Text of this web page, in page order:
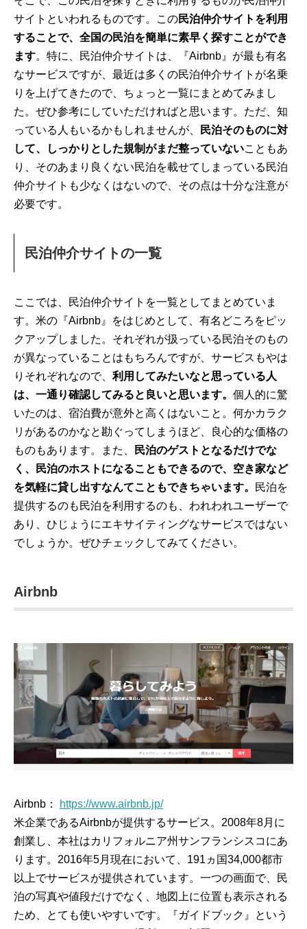
サイトといわれるものです。この民泊仲介サイトを利用
することで、全国の民泊を簡単に素早く探すことができ
ます。特に、民泊仲介サイトは、『Airbnb』が最も有名
なサービスですが、最近は多くの民泊仲介サイトが名乗
りを上げてきたので、ちょっと一覧にまとめてみまし
た。ぜひ参考にしていただければと思います。ただ、知
っている人もいるかもしれませんが、
民泊そのものに対
して、しっかりとした規制がまだ整っていないこともあ
り、そのあまり良くない民泊を載せてしまっている民泊
仲介サイトも少なくはないので、その点は十分な注意が
必要です。
民泊仲介サイトの一覧
ここでは、民泊仲介サイトを一覧としてまとめていま
す。米の『Airbnb』をはじめとして、有名どころをピッ
クアップしました。それぞれが扱っている民泊そのもの
が異なっていることはもちろんですが、サービスもやは
りそれぞれなので、 利用してみたいなと思っている人
は、一通り確認してみると良いと思います。 個人的に驚
いたのは、宿泊費が意外と高くはないこと。何かカラク
リがあるのかなと勘ぐってしまうほど、良心的な価格の
ものもあります。また、
民泊のゲストとなるだけでな
く、民泊のホストになることもできるので、空き家など
を気軽に貸し出すなんてこともできちゃいます。
民泊を
提供するのも民泊を利用するのも、われわれユーザーで
あり、ひじょうにエキサイティングなサービスではない
でしょうか。ぜひチェックしてみてください。
Airbnb
Airbnb：
https://www.airbnb.jp/
米企業であるAirbnbが提供するサービス。2008年8月に
創業し、本社はカリフォルニア州サンフランシスコにあ
ります。2016年5月現在において、191ヵ国34,000都市
以上でサービスが提供されています。一つの画面で、民
泊の写真や値段だけでなく、地図上に位置も表示される
ため、とても使いやすいです。『ガイドブック』という